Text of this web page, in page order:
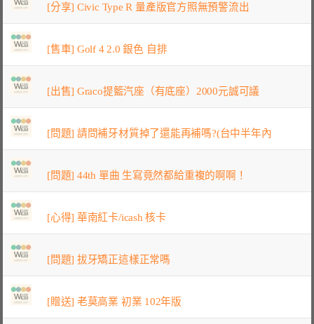
[分享] Civic Type R 量產版官方照無預警流出
[售車] Golf 4 2.0 銀色 自排
[出售] Graco提籃汽座（有底座）2000元誠可議
[問題] 請問補牙材質掉了還能再補嗎?(台中半年內
[問題] 44th 單曲 生寫竟然都給重複的啊啊！
[心得] 華南紅卡/icash 核卡
[問題] 拔牙矯正這樣正常嗎
[贈送] 老莫高業 初業 102年版